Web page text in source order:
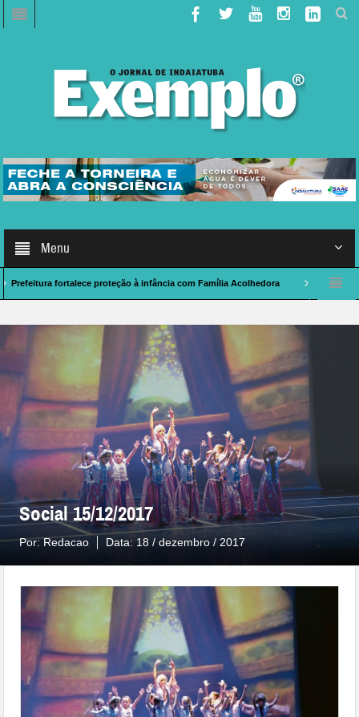
Menu
fortalece proteção à infância com Família Acolhedora Caso de Polícia:
Social 15/12/2017
Por:Redacao Data: 18 / dezembro / 2017